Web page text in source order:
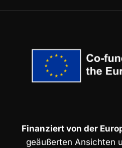
Finanziert von der
geäußerten Ansichten